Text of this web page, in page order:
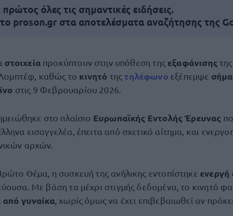
όλες τις σημαντικές ειδήσεις.
proson.gr στα αποτελέσματα αναζήτησης της
στοιχεία προκύπτουν στην υπόθεση της εξαφάνισηςτης
καθώς το κινητό τηςτηλέφωνο εξέπεμψε
στις 9 Φεβρουαρίου 2026.
στο πλαίσιο Ευρωπαϊκής Εντολής Έρευνας
εισαγγελέα, έπειτα από σχετικό αίτημα, και
αρχών.
Θέμα, η συσκευή της ανήλικης εντοπίστηκε ενεργή
Με βάση τα μέχρι στιγμής δεδομένα, το κινητό
από γυναίκα , χωρίς όμως να έχει επιβεβαιωθεί αν